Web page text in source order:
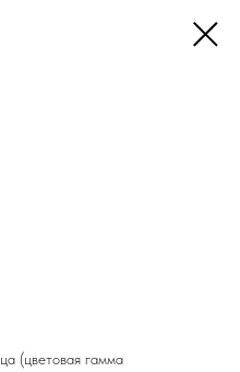
(цветовая гамма